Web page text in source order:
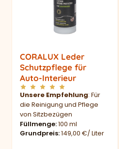
CORALUX Leder
Schutzpflege für
Auto-Interieur
Unsere Empfehlung: Für
die Reinigung und Pflege
von Sitzbezügen
Füllmenge 100 ml
Grundpreis 149,00 €/ Liter